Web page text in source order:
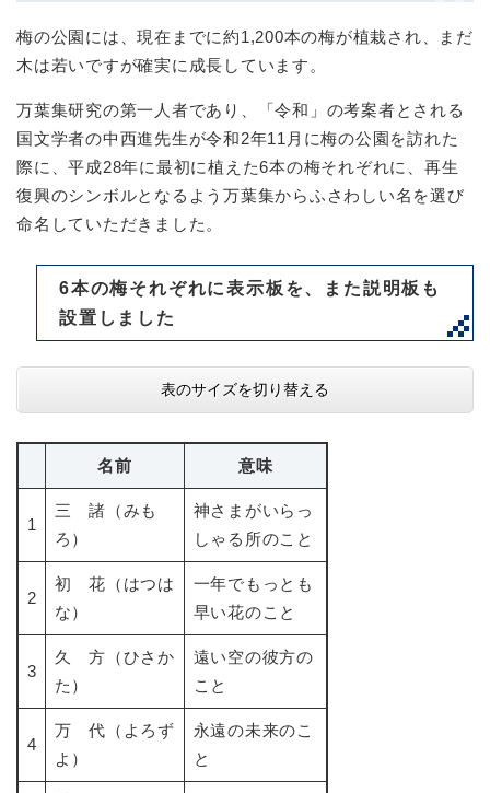
梅の公園には、現在までに約1,200本の梅が植栽され、まだ
木は若いですが確実に成長しています。
万葉集研究の第一人者であり、「令和」の考案者とされる
国文学者の中西進先生が令和2年11月に梅の公園を訪れた
際に、平成28年に最初に植えた6本の梅それぞれに、再生
復興のシンボルとなるよう万葉集からふさわしい名を選び
命名していただきました。
6本の梅それぞれに表示板を、また説明板も
設置しました
表のサイズを切り替える
名前 意味
1
三 諸（みも
ろ）
神さまがいらっ
しゃる所のこと
2
初 花（はつは
な）
一年でもっとも
早い花のこと
3
久 方（ひさか
た）
遠い空の彼方の
こと
4
万 代（よろず
よ）
永遠の未来のこ
と